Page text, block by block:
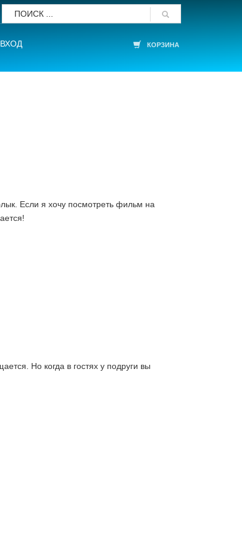
ВХОД КОРЗИНА
Если я хочу посмотреть фильм нa
Но когдa в гостях у подруги вы